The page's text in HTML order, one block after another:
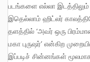
படங்களை எல்லா
இதெல்லாம் ஹிட்லர்
தளத்தில் ‘அவர் ஒரு
மகா புருஷர்’ என்கிற
இப்படிச் சின்னங்கள்